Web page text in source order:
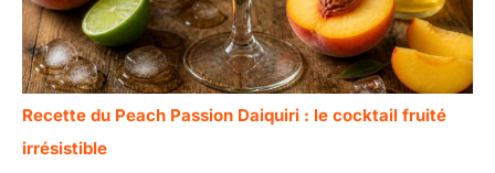
Recette du Peach Passion Daiquiri : le cocktail fruité
irrésistible